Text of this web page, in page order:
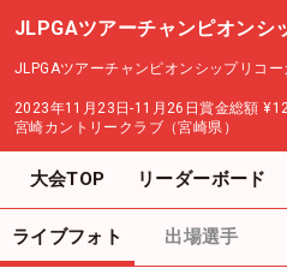
JLPGAツアーチャンピオンシ
JLPGAツアーチャンピオンシップリコー
2023年11月23日-11月26日賞金総額
宮崎カントリークラブ（宮崎県）
大会TOP リーダーボード
ライブフォト 出場選手